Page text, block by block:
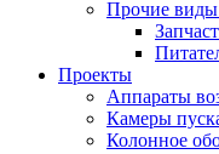
Прочие
Проекты
Аппараты
Камеры
Колонное